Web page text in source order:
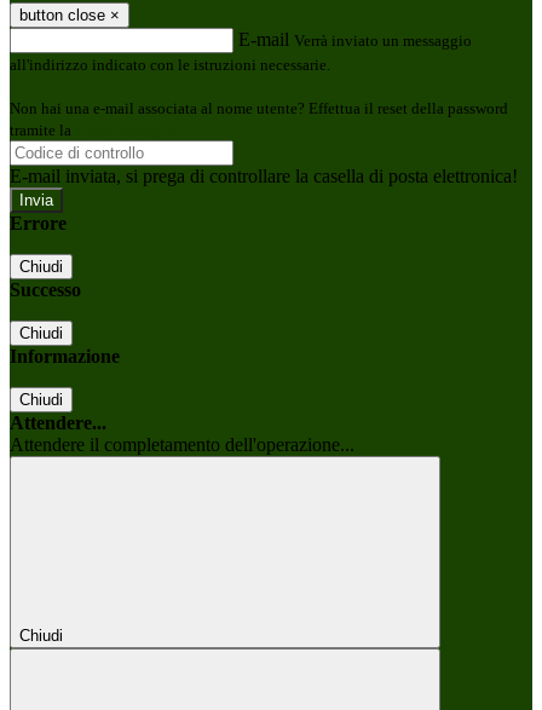
button close ×
E-mail Verrà inviato un messaggio
all'indirizzo indicato con le istruzioni necessarie.
Non hai una e-mail associata al nome utente? Effettua il reset della password
tramite la
E-mail inviata, si prega di controllare la casella di posta elettronica!
Errore
Chiudi
Successo
Chiudi
Informazione
Chiudi
Attendere...
Attendere il completamento dell'operazione...
Chiudi